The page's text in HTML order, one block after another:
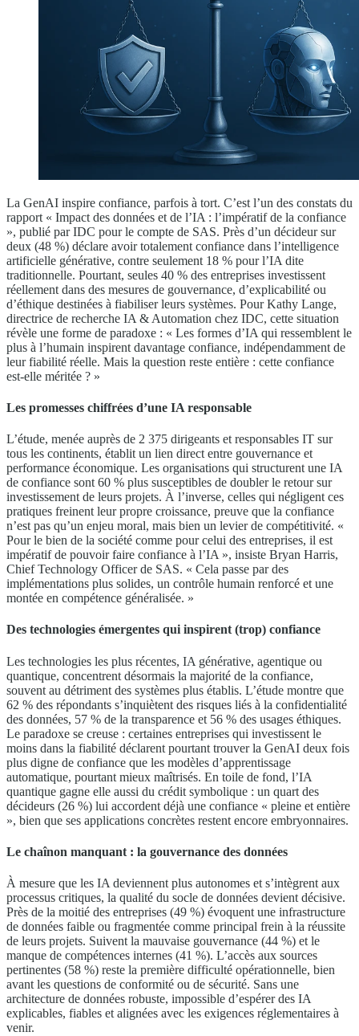
La GenAI inspire confiance, parfois à tort. C’est l’un des constats du
rapport « Impact des données et de l’IA : l’impératif de la confiance
», publié par IDC pour le compte de SAS. Près d’un décideur sur
deux (48 %) déclare avoir totalement confiance dans l’intelligence
artificielle générative, contre seulement 18 % pour l’IA dite
traditionnelle. Pourtant, seules 40 % des entreprises investissent
réellement dans des mesures de gouvernance, d’explicabilité ou
d’éthique destinées à fiabiliser leurs systèmes. Pour Kathy Lange,
directrice de recherche IA & Automation chez IDC, cette situation
révèle une forme de paradoxe : « Les formes d’IA qui ressemblent le
plus à l’humain inspirent davantage confiance, indépendamment de
leur fiabilité réelle. Mais la question reste entière : cette confiance
est-elle méritée ? »
Les promesses chiffrées d’une IA responsable
L’étude, menée auprès de 2 375 dirigeants et responsables IT sur
tous les continents, établit un lien direct entre gouvernance et
performance économique. Les organisations qui structurent une IA
de confiance sont 60 % plus susceptibles de doubler le retour sur
investissement de leurs projets. À l’inverse, celles qui négligent ces
pratiques freinent leur propre croissance, preuve que la confiance
n’est pas qu’un enjeu moral, mais bien un levier de compétitivité. «
Pour le bien de la société comme pour celui des entreprises, il est
impératif de pouvoir faire confiance à l’IA », insiste Bryan Harris,
Chief Technology Officer de SAS. « Cela passe par des
implémentations plus solides, un contrôle humain renforcé et une
montée en compétence généralisée. »
Des technologies émergentes qui inspirent (trop) confiance
Les technologies les plus récentes, IA générative, agentique ou
quantique, concentrent désormais la majorité de la confiance,
souvent au détriment des systèmes plus établis. L’étude montre que
62 % des répondants s’inquiètent des risques liés à la confidentialité
des données, 57 % de la transparence et 56 % des usages éthiques.
Le paradoxe se creuse : certaines entreprises qui investissent le
moins dans la fiabilité déclarent pourtant trouver la GenAI deux fois
plus digne de confiance que les modèles d’apprentissage
automatique, pourtant mieux maîtrisés. En toile de fond, l’IA
quantique gagne elle aussi du crédit symbolique : un quart des
décideurs (26 %) lui accordent déjà une confiance « pleine et entière
», bien que ses applications concrètes restent encore embryonnaires.
Le chaînon manquant : la gouvernance des données
À mesure que les IA deviennent plus autonomes et s’intègrent aux
processus critiques, la qualité du socle de données devient décisive.
Près de la moitié des entreprises (49 %) évoquent une infrastructure
de données faible ou fragmentée comme principal frein à la réussite
de leurs projets. Suivent la mauvaise gouvernance (44 %) et le
manque de compétences internes (41 %). L’accès aux sources
pertinentes (58 %) reste la première difficulté opérationnelle, bien
avant les questions de conformité ou de sécurité. Sans une
architecture de données robuste, impossible d’espérer des IA
explicables, fiables et alignées avec les exigences réglementaires à
venir.